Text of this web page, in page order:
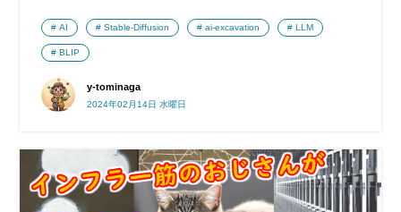
y-tominaga
2024年02月14日 水曜日
AI Stable-Diffusion ai-excavation LLM
BLIP